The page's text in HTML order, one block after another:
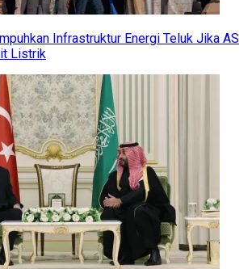
Infrastruktur Energi Teluk Jika AS
Listrik